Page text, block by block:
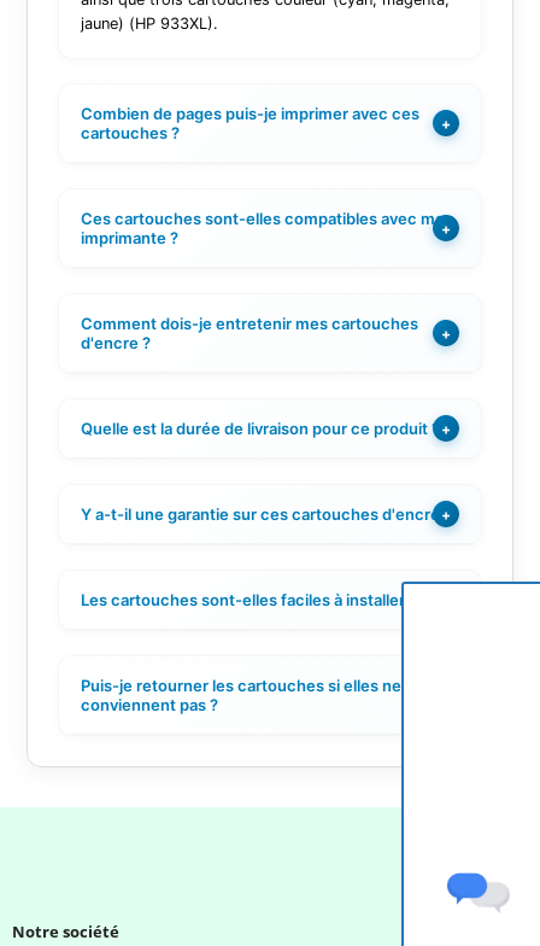
jaune) (HP 933XL).
Combien de pages puis-je imprimer avec ces
cartouches ?
+
Ces cartouches sont-elles compatibles avec mon
imprimante ?
+
Comment dois-je entretenir mes cartouches
d'encre ?
+
Quelle est la durée de livraison pour ce produit ? +
Y a-t-il une garantie sur ces cartouches d'encre ?
+
Les cartouches sont-elles faciles à installer ?
Puis-je retourner les cartouches si elles ne
conviennent pas ?
Notre société